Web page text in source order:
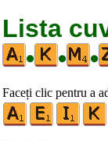
Lista
•
• •
Faceți clic pentru a